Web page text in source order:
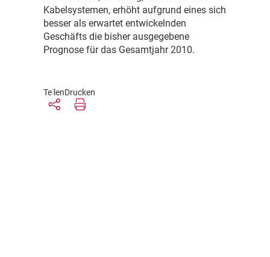
Kabelsystemen, erhöht aufgrund eines sich
besser als erwartet entwickelnden
Geschäfts die bisher ausgegebene
Prognose für das Gesamtjahr 2010.
TeilenDrucken